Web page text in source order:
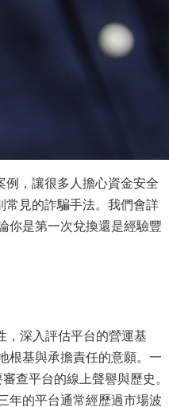
，讓很多人擔心資金安全
常見的詐騙手法。我們會詳
你是第一次兌換還是經驗豐
深入評估平台的營運基
根基與承擔責任的意願。一
查平台的線上聲譽與歷史。
年的平台通常經歷過市場波